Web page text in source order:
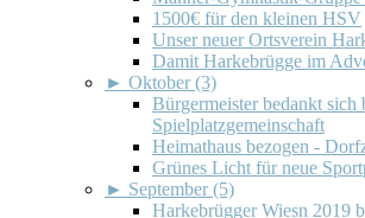
1500€ für den kleinen HSV
Unser neuer Ortsverein
Damit Harkebrügge im
► Oktober (3)
Bürgermeister bedankt sich
Spielplatzgemeinschaft
Heimathaus bezogen -
Grünes Licht für neue
► September (5)
Harkebrügger Wiesn 2019